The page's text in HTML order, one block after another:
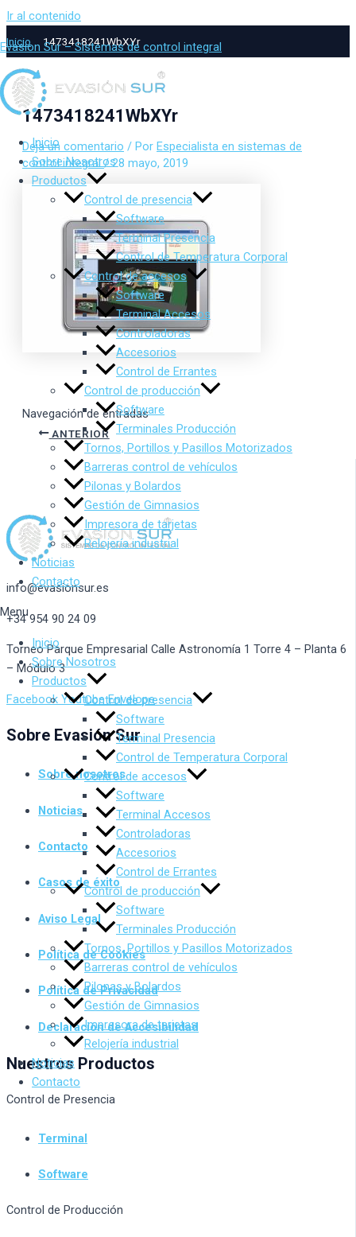
Ir al contenido
Evasion Sur – Sistemas de control integral
Inicio
Sobre Nosotros
Productos
Control de presencia
Software
Terminal Presencia
Control de Temperatura Corporal
Control de accesos
Software
Terminal Accesos
Controladoras
Accesorios
Control de Errantes
Control de producción
Software
Terminales Producción
Tornos, Portillos y Pasillos Motorizados
Barreras control de vehículos
Pilonas y Bolardos
Gestión de Gimnasios
Impresora de tarjetas
Relojería industrial
Noticias
Contacto
Menu
Inicio
Sobre Nosotros
Productos
Control de presencia
Software
Terminal Presencia
Control de Temperatura Corporal
Control de accesos
Software
Terminal Accesos
Controladoras
Accesorios
Control de Errantes
Control de producción
Software
Terminales Producción
Tornos, Portillos y Pasillos Motorizados
Barreras control de vehículos
Pilonas y Bolardos
Gestión de Gimnasios
Impresora de tarjetas
Relojería industrial
Noticias
Contacto
Inicio 1473418241WbXYr
1473418241WbXYr
Deja un comentario / Por Especialista en sistemas de
control integral/28 mayo, 2019
Navegación de entradas
ANTERIOR
info@evasionsur.es
+34 954 90 24 09
Torneo Parque Empresarial Calle Astronomía 1 Torre 4 – Planta 6
– Módulo 3
Facebook Youtube Envelope
Sobre Evasión Sur
Sobre nosotros
Noticias
Contacto
Casos de éxito
Aviso Legal
Política de Cookies
Política de Privacidad
Declaración de Accesibilidad
Nuestros Productos
Control de Presencia
Terminal
Software
Control de Producción